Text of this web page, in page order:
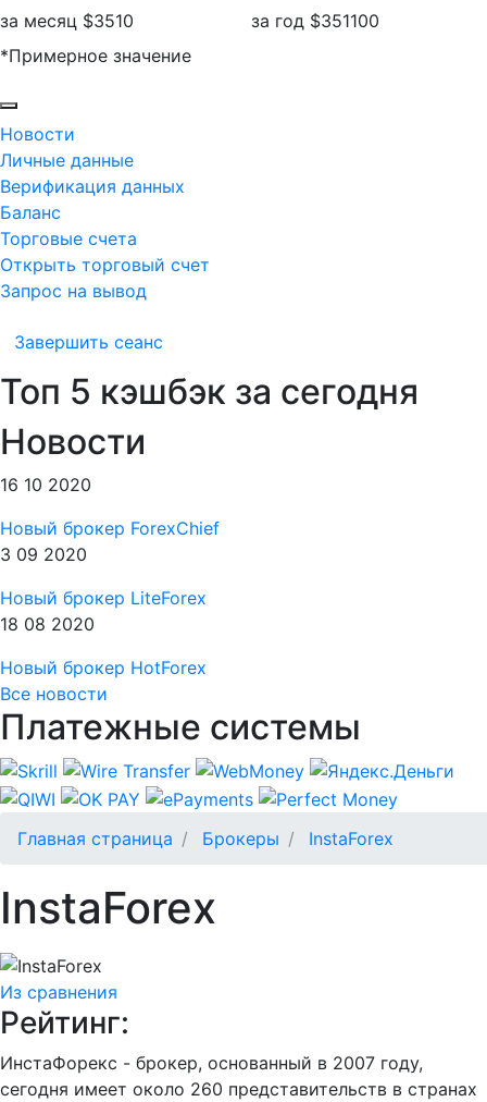
за месяц $3510 за год $351100
*Примерное значение
Новости
Личные данные
Верификация данных
Баланс
Торговые счета
Открыть торговый счет
Запрос на вывод
Завершить сеанс
Топ 5 кэшбэк за сегодня
Новости
16 10 2020
Новый брокер ForexChief
3 09 2020
Новый брокер LiteForex
18 08 2020
Новый брокер HotForex
Все новости
Платежные системы
Главная страница Брокеры InstaForex
InstaForex
Из сравнения
Рейтинг:
ИнстаФорекс - брокер, основанный в 2007 году,
сегодня имеет около 260 представительств в странах